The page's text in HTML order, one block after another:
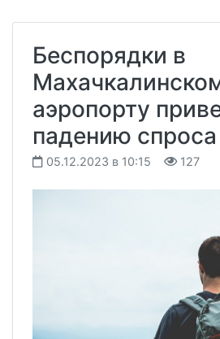
Беспорядки в
аэропорту
падению
05.12.2023 в 10:15 127